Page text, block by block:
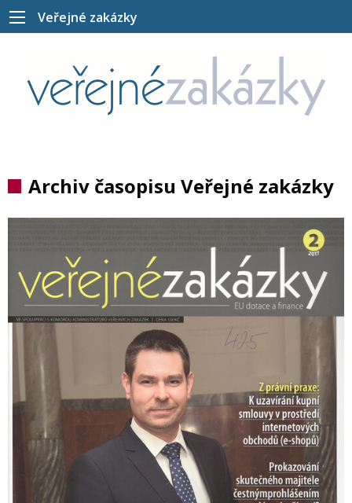
Veřejné zakázky
Archiv časopisu Veřejné zakázky